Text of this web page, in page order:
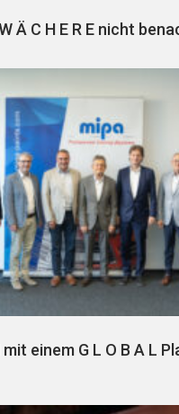
Ä C H E R E nicht
mit einem G L O B A L